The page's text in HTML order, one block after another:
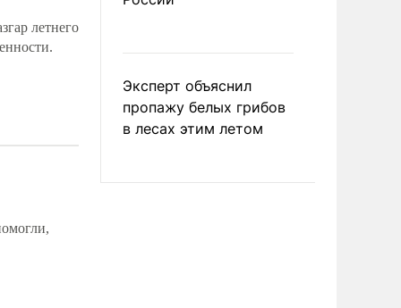
летнего
Эксперт объяснил
пропажу белых грибов
в лесах этим летом